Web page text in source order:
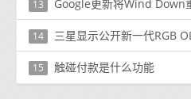
13 Google更新将Wind
14 三星显示公开新一代RGB
15 触碰付款是什么功能